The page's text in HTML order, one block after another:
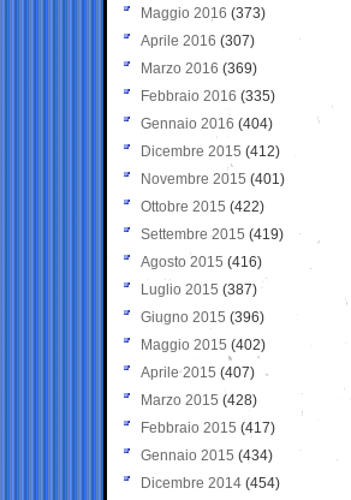
Maggio 2016 (373)
Aprile 2016 (307)
Marzo 2016 (369)
Febbraio 2016 (335)
Gennaio 2016 (404)
Dicembre 2015 (412)
Novembre 2015 (401)
Ottobre 2015 (422)
Settembre 2015 (419)
Agosto 2015 (416)
Luglio 2015 (387)
Giugno 2015 (396)
Maggio 2015 (402)
Aprile 2015 (407)
Marzo 2015 (428)
Febbraio 2015 (417)
Gennaio 2015 (434)
Dicembre 2014 (454)